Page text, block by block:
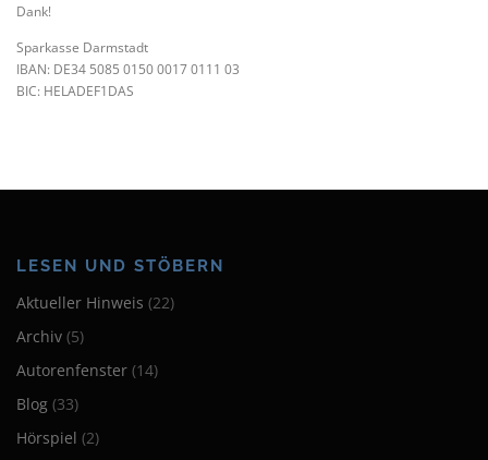
Dank!
Sparkasse Darmstadt
IBAN: DE34 5085 0150 0017 0111 03
BIC: HELADEF1DAS
LESEN UND STÖBERN
Aktueller Hinweis (22)
Archiv (5)
Autorenfenster (14)
Blog (33)
Hörspiel (2)